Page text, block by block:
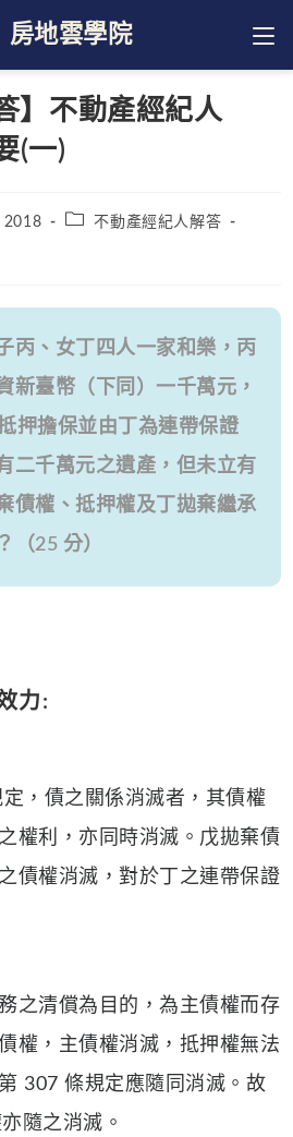
】不動產經紀人
(一)
2018
Post不動產經紀人解答
丙、女丁四人一家和樂，丙
新臺幣（下同）一千萬元，
押擔保並由丁為連帶保證
二千萬元之遺產，但未立有
債權、抵押權及丁拋棄繼承
（25 分）
力:
，債之關係消滅者，其債權
權利，亦同時消滅。戊拋棄債
債權消滅，對於丁之連帶保證
之清償為目的，為主債權而存
權，主債權消滅，抵押權無法
307 條規定應隨同消滅。故
隨之消滅。